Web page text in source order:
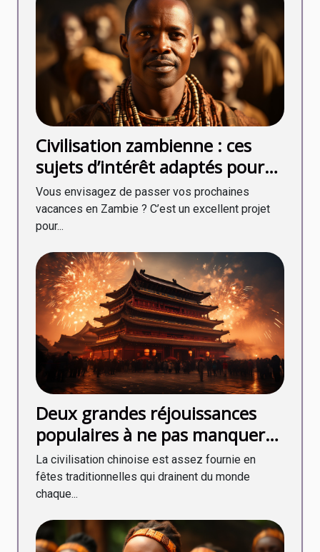
Civilisation zambienne : ces
sujets d’intérêt adaptés pour
une première rencontre
Vous envisagez de passer vos prochaines
vacances en Zambie ? C’est un excellent projet
pour...
Deux grandes réjouissances
populaires à ne pas manquer
en Chine en fin d’année !
La civilisation chinoise est assez fournie en
fêtes traditionnelles qui drainent du monde
chaque...